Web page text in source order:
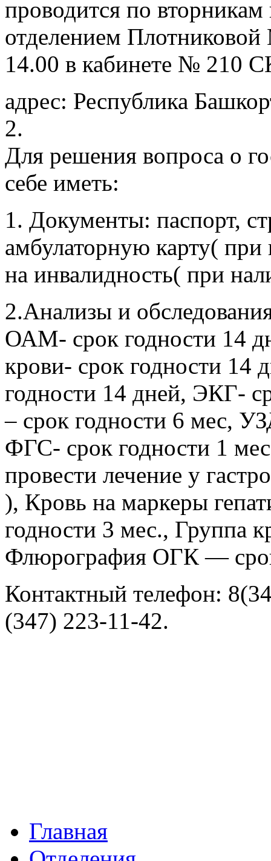
проводится по
отделением
14.00 в кабинете №
адрес: Республика
2.
Для решения вопроса о
себе иметь:
1. Документы: паспорт,
амбулаторную карту(
на инвалидность( при
2.Анализы и
ОАМ- срок годности 14
крови- срок годности 14
годности 14 дней, ЭКГ-
– срок годности 6 мес,
ФГС- срок годности 1
провести лечение у
), Кровь на маркеры
годности 3 мес., Группа
Флюрография ОГК —
Контактный телефон:
(347) 223-11-42.
Главная